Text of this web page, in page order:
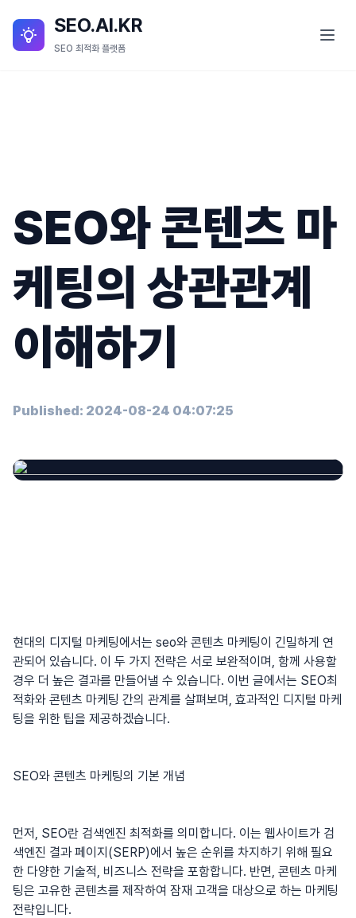
SEO.AI.KR
SEO 최적화 플랫폼
SEO.AI.KR 세부 기능
블로그
SEO와 콘텐츠 마
케팅의 상관관계
이해하기
Published: 2024-08-24 04:07:25
현대의 디지털 마케팅에서는 seo와 콘텐츠 마케팅이 긴밀하게 연
관되어 있습니다. 이 두 가지 전략은 서로 보완적이며, 함께 사용할
경우 더 높은 결과를 만들어낼 수 있습니다. 이번 글에서는 SEO최
적화와 콘텐츠 마케팅 간의 관계를 살펴보며, 효과적인 디지털 마케
팅을 위한 팁을 제공하겠습니다.
SEO와 콘텐츠 마케팅의 기본 개념
먼저, SEO란 검색엔진 최적화를 의미합니다. 이는 웹사이트가 검
색엔진 결과 페이지(SERP)에서 높은 순위를 차지하기 위해 필요
한 다양한 기술적, 비즈니스 전략을 포함합니다. 반면, 콘텐츠 마케
팅은 고유한 콘텐츠를 제작하여 잠재 고객을 대상으로 하는 마케팅
전략입니다.